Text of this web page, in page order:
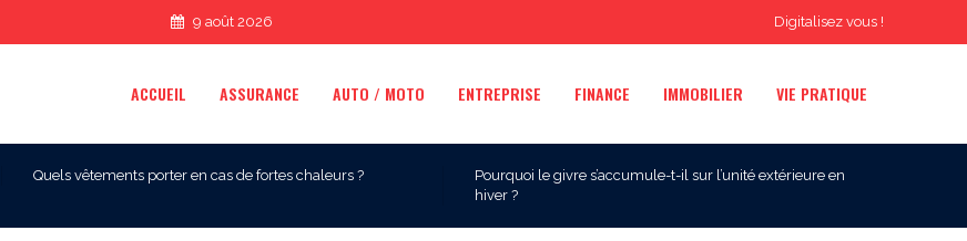
Digitalisez vous !
9 août 2026
ACCUEIL ASSURANCE AUTO / MOTO ENTREPRISE FINANCE IMMOBILIER VIE PRATIQUE
Quels vêtements porter en cas de fortes chaleurs ?
Pourquoi le givre s’accumule-t-il sur l’unité extérieure en
hiver ?